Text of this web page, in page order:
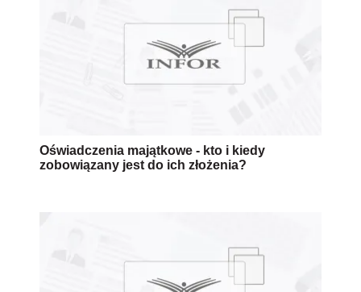
Oświadczenia majątkowe - kto i kiedy
zobowiązany jest do ich złożenia?